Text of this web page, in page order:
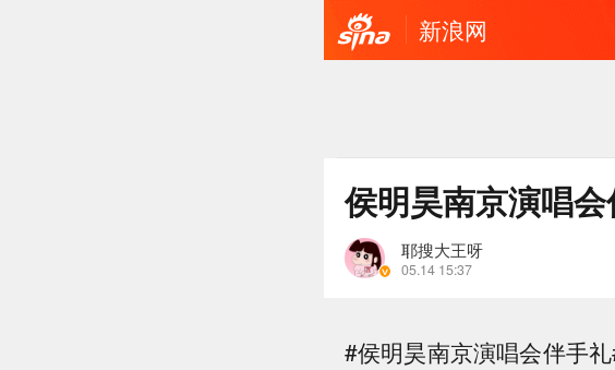
新浪网
侯明昊南京演唱
耶搜大王呀
05.14 15:37
#侯明昊南京演唱会伴手